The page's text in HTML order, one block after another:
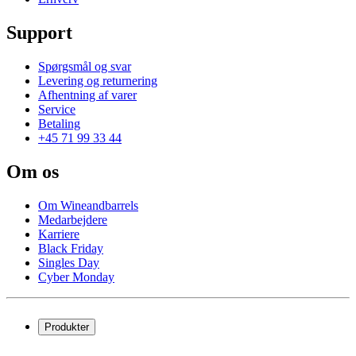
Support
Spørgsmål og svar
Levering og returnering
Afhentning af varer
Service
Betaling
+45 71 99 33 44
Om os
Om Wineandbarrels
Medarbejdere
Karriere
Black Friday
Singles Day
Cyber Monday
Produkter